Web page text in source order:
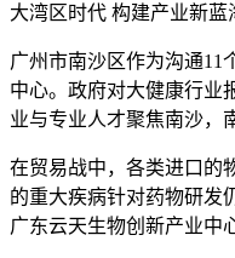
大湾区时代 构建产业新蓝
广州市南沙区作为沟通11
中心。政府对大健康行业
业与专业人才聚焦南沙，
在贸易战中，各类进口的
的重大疾病针对药物研发
广东云天生物创新产业中